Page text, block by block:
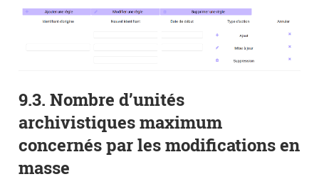
9.3. Nombre d’unités
archivistiques maximum
concernés par les modifications en
masse